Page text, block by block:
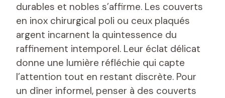
durables et nobles s’affirme. Les couverts
en inox chirurgical poli ou ceux plaqués
argent incarnent la quintessence du
raffinement intemporel. Leur éclat délicat
donne une lumière réfléchie qui capte
l’attention tout en restant discrète. Pour
un dîner informel, penser à des couverts